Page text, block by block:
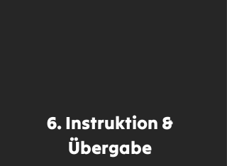
6. Instruktion &
Übergabe